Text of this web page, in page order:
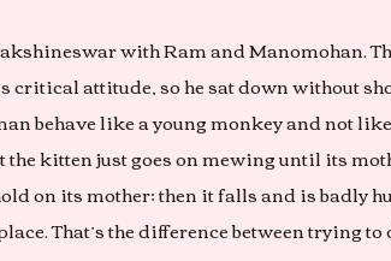
with Ram and Manomohan.
critical attitude, so he sat down without
behave like a young monkey and not
kitten just goes on mewing until its
on its mother; then it falls and is badly
That’s the difference between trying